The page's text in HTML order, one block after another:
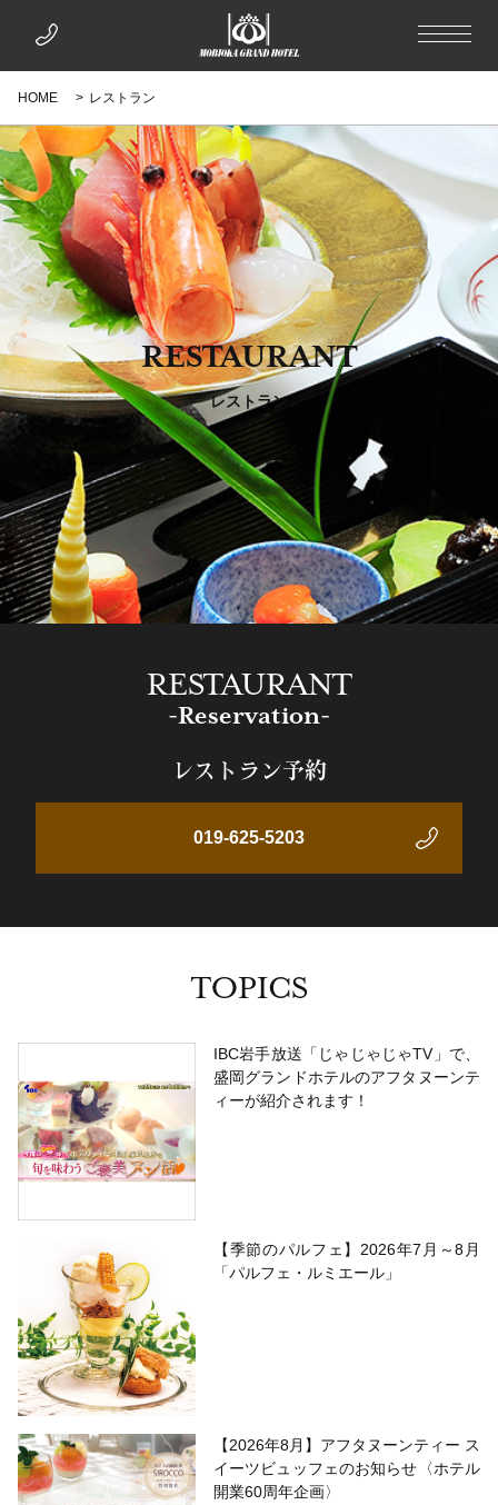
HOME レストラン
RESTAURANT
レストラン
RESTAURANT
-Reservation-
レストラン予約
019-625-5203
TOPICS
IBC岩手放送「じゃじゃじゃTV」で、
盛岡グランドホテルのアフタヌーンテ
ィーが紹介されます！
【季節のパルフェ】2026年7月～8月
「パルフェ・ルミエール」
【2026年8月】アフタヌーンティー ス
イーツビュッフェのお知らせ〈ホテル
開業60周年企画〉